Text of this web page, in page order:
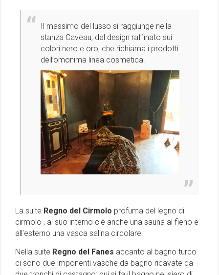
Il massimo del lusso si raggiunge nella
stanza Caveau, dal design raffinato sui
colori nero e oro, che richiama i prodotti
dell’omonima linea cosmetica.
La suite Regno del Cirmolo profuma del legno di
cirmolo , al suo interno c'è anche una sauna al fieno e
all’esterno una vasca salina circolare.
Nella suite Regno del Fanes accanto al bagno turco
ci sono due imponenti vasche da bagno ricavate da